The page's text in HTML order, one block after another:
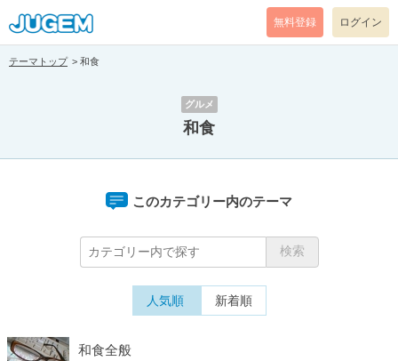
無料登録 ログイン
テーマトップ 和食
グルメ
和食
このカテゴリー内のテーマ
人気順 新着順
和食全般